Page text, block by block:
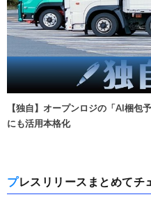
【独自】オープンロジの「AI梱包
にも活用本格化
プレスリリースまとめてチ